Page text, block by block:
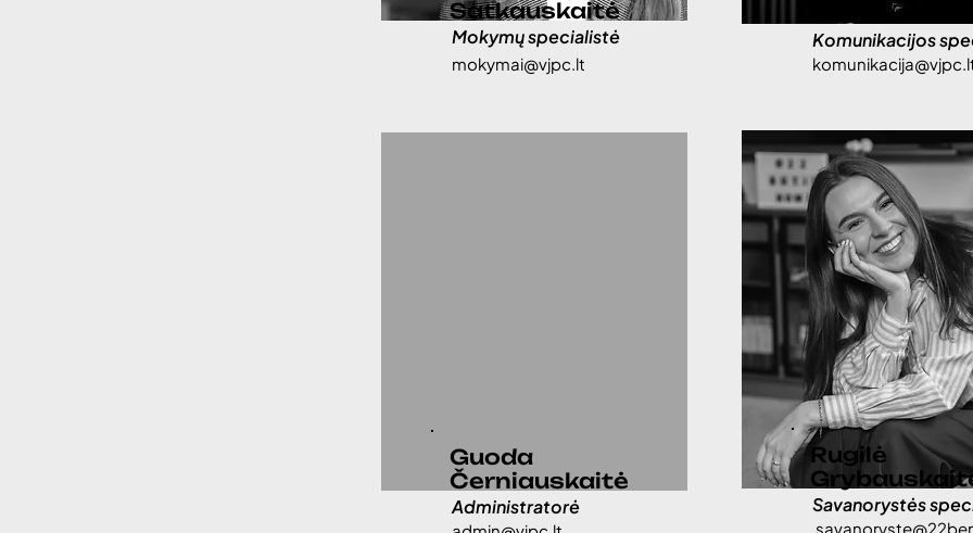
Satkauskaitė
Mokymų specialistė
mokymai@vjpc.lt
Guoda
Černiauskaitė
Administratorė
Komunikacijos
Rugilė
Savanorystės